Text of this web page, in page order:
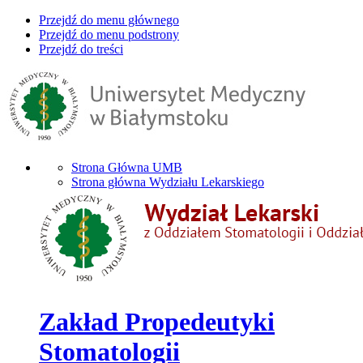
Przejdź do menu głównego
Przejdź do menu podstrony
Przejdź do treści
Strona Główna UMB
Strona główna Wydziału Lekarskiego
Zakład Propedeutyki
Stomatologii